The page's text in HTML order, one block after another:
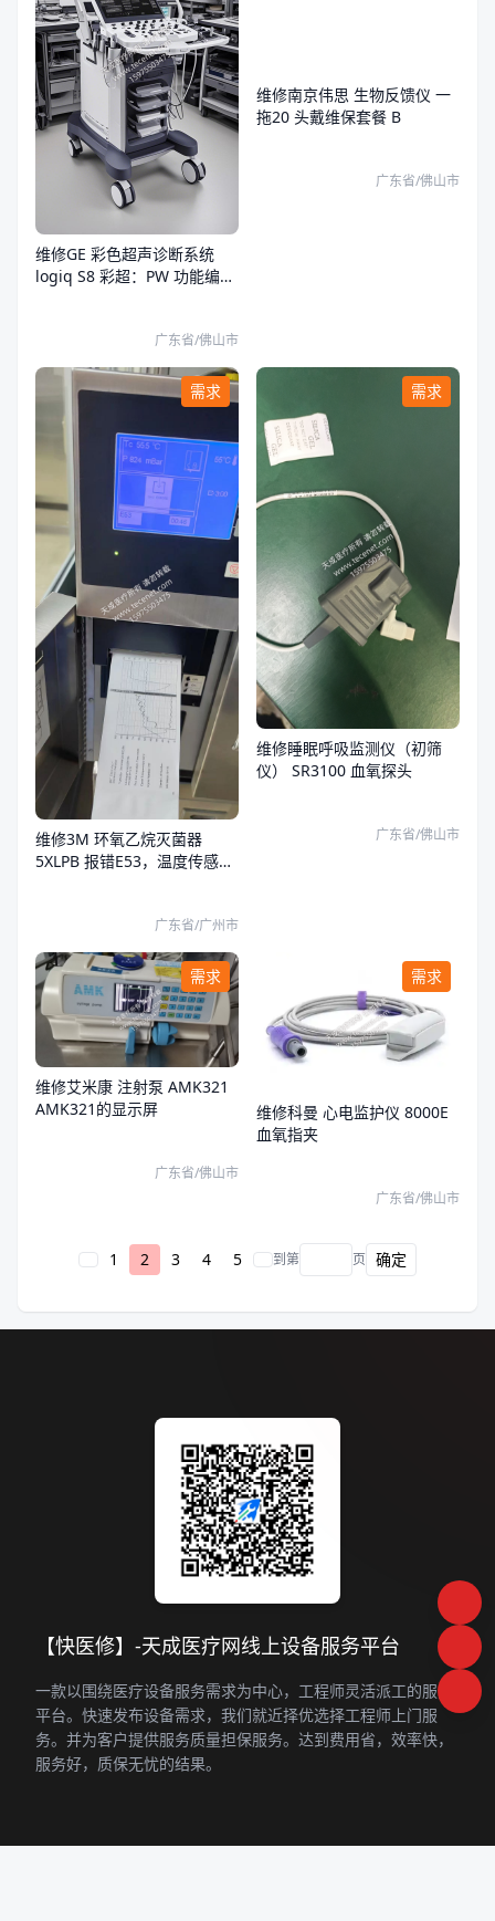
维修GE 彩色超声诊断系统
logiq S8 彩超：PW 功能编码
广东省/佛山市
维修南京伟思 生物反馈仪 一
拖20 头戴维保套餐 B
广东省/佛山市
需求
维修3M 环氧乙烷灭菌器
5XLPB 报错E53，温度传感器
广东省/广州市
需求
维修睡眠呼吸监测仪（初筛
仪） SR3100 血氧探头
广东省/佛山市
需求
维修艾米康 注射泵 AMK321
AMK321的显示屏
广东省/佛山市
需求
维修科曼 心电监护仪 8000E
血氧指夹
广东省/佛山市
1 2 3 4 5 到第 页 确定
【快医修】-天成医疗网线上设备服务平台
一款以围绕医疗设备服务需求为中心，工程师灵活派工的服务
平台。快速发布设备需求，我们就近择优选择工程师上门服
务。并为客户提供服务质量担保服务。达到费用省，效率快，
服务好，质保无忧的结果。